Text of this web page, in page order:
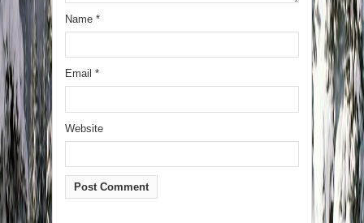
Name *
Email *
Website